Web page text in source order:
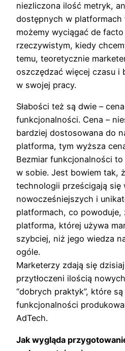
niezliczona ilość metryk,
dostępnych w platformach
możemy wyciągać de
rzeczywistym, kiedy
temu, teoretycznie
oszczędzać więcej czasu i
w swojej pracy.
Słabości też są dwie –
funkcjonalności. Cena –
bardziej dostosowana do
platforma, tym wyższa
Bezmiar funkcjonalności
w sobie. Jest bowiem tak,
technologii prześcigają się
nowocześniejszych i
platformach, co powoduje,
platforma, której używa
szybciej, niż jego wiedza
ogóle.
Marketerzy zdają się
przytłoczeni ilością
“dobrych praktyk”, które
funkcjonalności
AdTech.
Jak wygląda